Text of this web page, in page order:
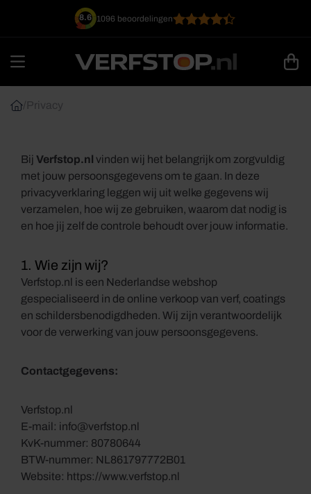
8.6 1096 beoordelingen
Privacy
Bij Verfstop.nl vinden wij het belangrijk om zorgvuldig
met jouw persoonsgegevens om te gaan. In deze
privacyverklaring leggen wij uit welke gegevens wij
verzamelen, hoe wij ze gebruiken, waarom dat nodig is
en hoe jij zelf de controle behoudt over jouw informatie.
1. Wie zijn wij?
Verfstop.nl is een Nederlandse webshop
gespecialiseerd in de online verkoop van verf, coatings
en schildersbenodigdheden. Wij zijn verantwoordelijk
voor de verwerking van jouw persoonsgegevens.
Contactgegevens:
Verfstop.nl
E-mail: info@verfstop.nl
KvK-nummer: 80780644
BTW-nummer: NL861797772B01
Website: https://www.verfstop.nl